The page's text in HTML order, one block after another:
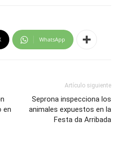
WhatsApp
en
Artículo siguiente
Seprona inspecciona los
animales expuestos en la
Festa da Arribada